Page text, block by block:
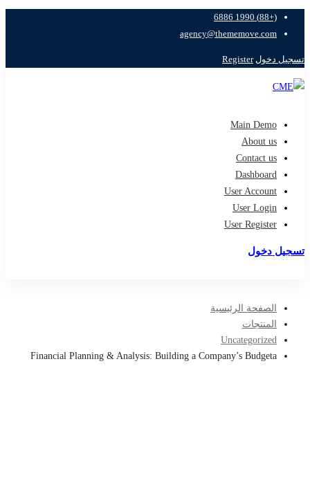
(+88) 1990 6886
agency@thememove.com
تسجيل دخول Register
Main Demo
About us
Contact us
Dashboard
User Account
User Login
User Register
تسجيل دخول
الصفحة الرئيسية
المنتجات
Uncategorized
Financial Planning & Analysis: Building a Company’s Budgeta